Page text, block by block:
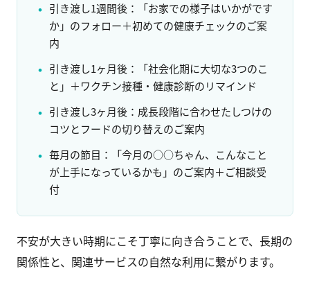
引き渡し1週間後：「お家での様子はいかがです
か」のフォロー＋初めての健康チェックのご案
内
引き渡し1ヶ月後：「社会化期に大切な3つのこ
と」＋ワクチン接種・健康診断のリマインド
引き渡し3ヶ月後：成長段階に合わせたしつけの
コツとフードの切り替えのご案内
毎月の節目：「今月の○○ちゃん、こんなこと
が上手になっているかも」のご案内＋ご相談受
付
不安が大きい時期にこそ丁寧に向き合うことで、長期の
関係性と、関連サービスの自然な利用に繋がります。